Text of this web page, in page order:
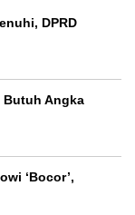
DPRD
Butuh Angka
‘Bocor’,